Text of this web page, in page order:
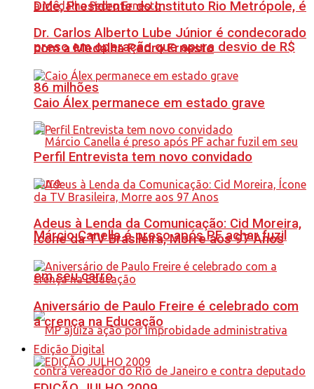
Didê, Presidente do Instituto Rio Metrópole, é
preso em operação que apura desvio de R$
86 milhões
Márcio Canella é preso após PF achar fuzil
em seu carro
Dr. Carlos Alberto Lube Júnior é condecorado
com a Medalha Pedro Ernesto
Caio Álex permanece em estado grave
Perfil Entrevista tem novo convidado
Adeus à Lenda da Comunicação: Cid Moreira,
Ícone da TV Brasileira, Morre aos 97 Anos
Aniversário de Paulo Freire é celebrado com
a crença na Educação
Edição Digital